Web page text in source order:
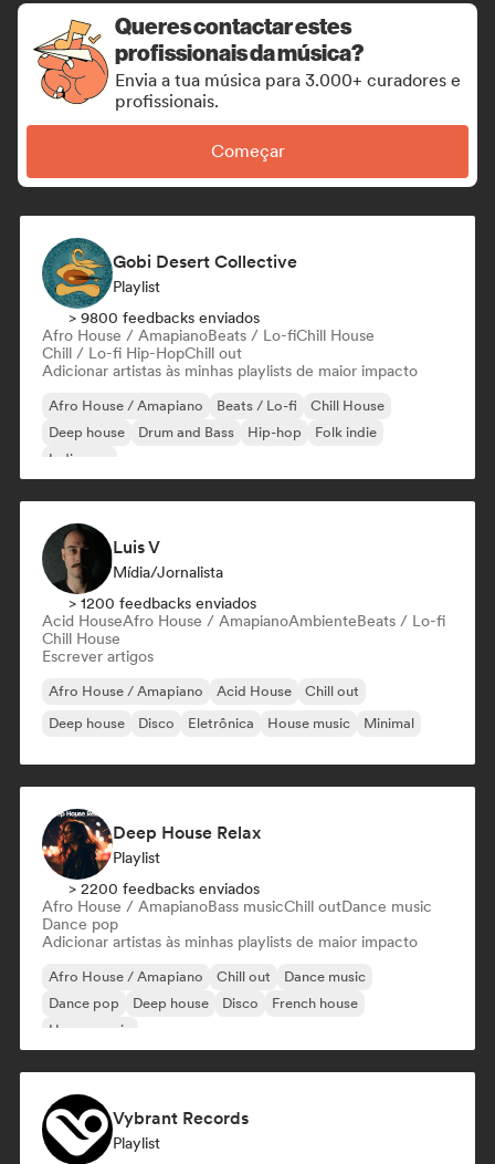
Queres contactar estes
profissionais da música?
Envia a tua música para 3.000+ curadores e
profissionais.
Começar
Gobi Desert Collective
Playlist
> 9800 feedbacks enviados
Afro House / AmapianoBeats / Lo-fiChill House
Chill / Lo-fi Hip-HopChill out
Adicionar artistas às minhas playlists de maior impacto
Afro House / Amapiano Beats / Lo-fi
Chill House
Deep house
Drum and Bass Hip-hop
Folk indie
Indie pop
Luis V
Mídia/Jornalista
> 1200 feedbacks enviados
Acid HouseAfro House / AmapianoAmbienteBeats / Lo-fi
Chill House
Escrever artigos
Afro House / Amapiano Acid House
Chill out
Deep house
Disco Eletrônica House music Minimal
Deep House Relax
Playlist
> 2200 feedbacks enviados
Afro House / AmapianoBass musicChill outDance music
Dance pop
Adicionar artistas às minhas playlists de maior impacto
Afro House / Amapiano Chill out
Dance music
Dance pop
Deep house Disco
French house
House music
Vybrant Records
Playlist